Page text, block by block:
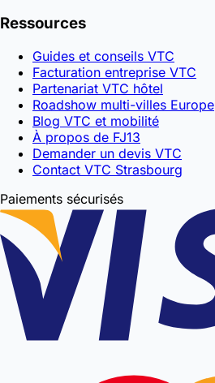
Ressources
Guides et conseils VTC
Facturation entreprise VTC
Partenariat VTC hôtel
Roadshow multi-villes Europe
Blog VTC et mobilité
À propos de FJ13
Demander un devis VTC
Contact VTC Strasbourg
Paiements sécurisés